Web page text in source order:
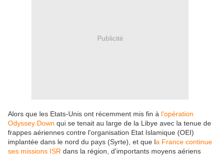
Publicité
Alors que les Etats-Unis ont récemment mis fin à l'opération
Odyssey Down qui se tenait au large de la Libye avec la tenue de
frappes aériennes contre l'organisation Etat Islamique (OEI)
implantée dans le nord du pays (Syrte), et que la France continue
ses missions ISR dans la région, d'importants moyens aériens